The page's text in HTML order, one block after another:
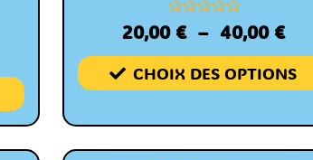
Note
0
20,00 € – 40,00 €
CHOIX DES OPTIONS